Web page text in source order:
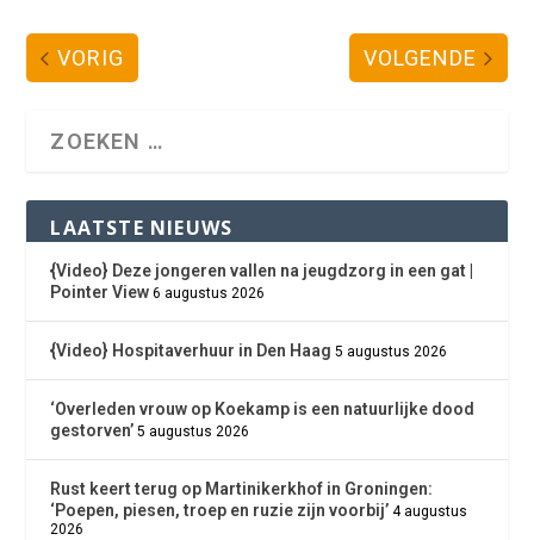
VORIG VOLGENDE
LAATSTE NIEUWS
{Video} Deze jongeren vallen na jeugdzorg in een gat |
Pointer View 6 augustus 2026
{Video} Hospitaverhuur in Den Haag 5 augustus 2026
‘Overleden vrouw op Koekamp is een natuurlijke dood
gestorven’ 5 augustus 2026
Rust keert terug op Martinikerkhof in Groningen:
‘Poepen, piesen, troep en ruzie zijn voorbij’ 4 augustus
2026